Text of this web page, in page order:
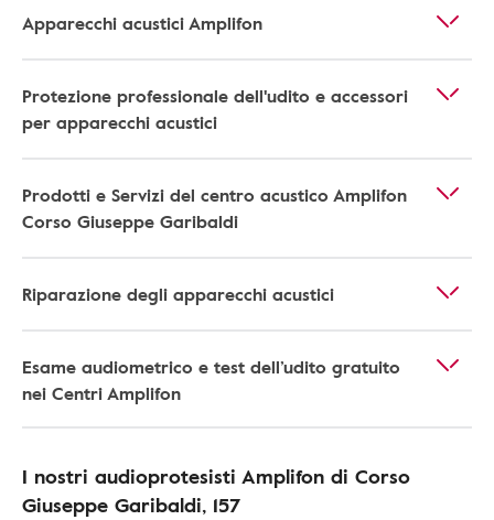
Apparecchi acustici Amplifon
Protezione professionale dell'udito e accessori
per apparecchi acustici
Prodotti e Servizi del centro acustico Amplifon
Corso Giuseppe Garibaldi
Riparazione degli apparecchi acustici
Esame audiometrico e test dell’udito gratuito
nei Centri Amplifon
I nostri audioprotesisti Amplifon di Corso
Giuseppe Garibaldi, 157